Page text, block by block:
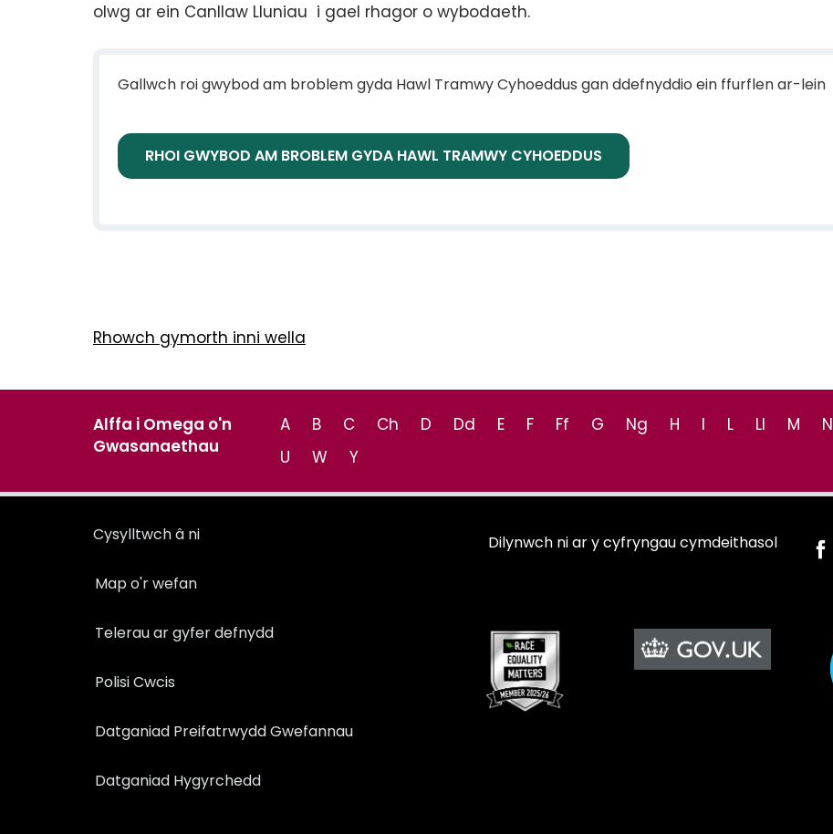
olwg ar ein Canllaw Lluniau i gael rhagor o wybodaeth.
Gallwch roi gwybod am broblem gyda Hawl Tramwy Cyhoeddus gan ddefnyddio ein ffurflen ar-lein
RHOI GWYBOD AM BROBLEM GYDA HAWL TRAMWY CYHOEDDUS
Rhowch gymorth inni wella
Alffa i Omega o'n
Gwasanaethau
A B C Ch D Dd E F Ff G Ng H I L Ll M N
U
W Y
Cysylltwch â ni
Map o'r wefan
Telerau ar gyfer defnydd
Polisi Cwcis
Datganiad Preifatrwydd Gwefannau
Datganiad Hygyrchedd
Dilynwch ni ar y cyfryngau cymdeithasol